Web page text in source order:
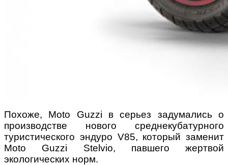
Похоже, Moto Guzzi в серьез задумались о
производстве нового среднекубатурного
туристического эндуро V85, который заменит
Moto Guzzi Stelvio, павшего жертвой
экологических норм.